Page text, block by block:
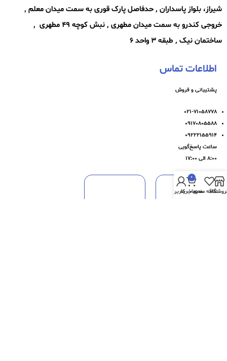
شیراز، بلواز پاسداران , حدفاصل پارک قوری به سمت میدان معلم ,
خروجی کندرو به سمت میدان مطهری , نبش کوچه ۴۹ مطهری ,
ساختمان نیک , طبقه ۳ واحد ۶
اطلاعات تماس
پشتیبانی و فروش
۰۲۱-۷۱۰۵۸۷۷۸
۰۹۱۷۰۸۰۵۵۸۸
۰۹۲۲۲۱۵۵۹۱۴
ساعت پاسخ‌گویی
۸:۰۰ الی ۱۷:۰۰
علاقه مندی
0
سبد خرید
حساب کاربری من